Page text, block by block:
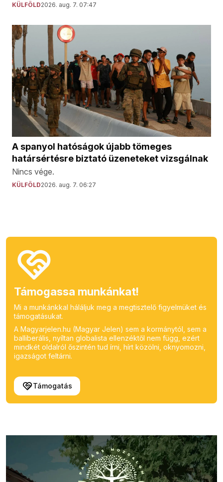
KÜLFÖLD2026. aug. 7. 07:47
A spanyol hatóságok újabb tömeges
határsértésre biztató üzeneteket vizsgálnak
Nincs vége.
KÜLFÖLD2026. aug. 7. 06:27
Támogassa munkánkat!
Mi a munkánkkal háláljuk meg a megtisztelő figyelmüket és
támogatásukat.
A Magyarjelen.hu (Magyar Jelen) sem a kormánytól, sem a
balliberális, nyíltan globalista ellenzéktől nem függ, ezért
mindkét oldalról őszintén tud írni, hírt közölni, oknyomozni,
igazságot feltárni.
Támogatás